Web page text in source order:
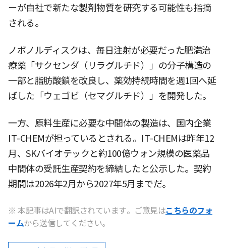
ーが自社で新たな製剤物質を研究する可能性も指摘
される。
ノボノルディスクは、毎日注射が必要だった肥満治
療薬「サクセンダ（リラグルチド）」の分子構造の
一部と脂肪酸鎖を改良し、薬効持続時間を週1回へ延
ばした「ウェゴビ（セマグルチド）」を開発した。
一方、原料生産に必要な中間体の製造は、国内企業
IT-CHEMが担っているとされる。IT-CHEMは昨年12
月、SKバイオテックと約100億ウォン規模の医薬品
中間体の受託生産契約を締結したと公示した。契約
期間は2026年2月から2027年5月までだ。
※ 本記事はAIで翻訳されています。ご意見はこちらのフォ
ームから送信してください。